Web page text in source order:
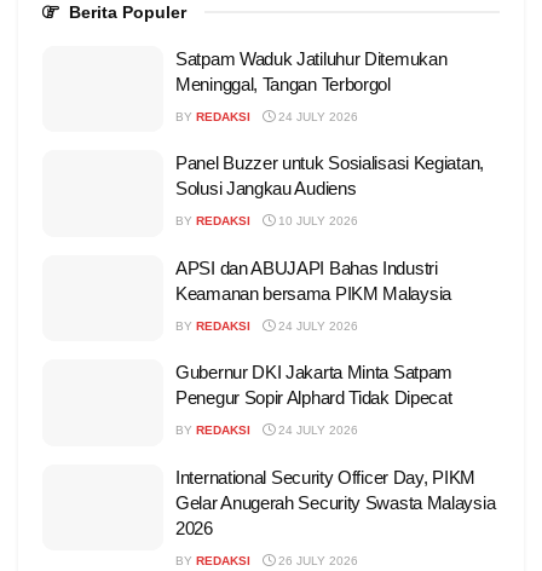
Berita Populer
Satpam Waduk Jatiluhur Ditemukan
Meninggal, Tangan Terborgol
BY REDAKSI 24 JULY 2026
Panel Buzzer untuk Sosialisasi Kegiatan,
Solusi Jangkau Audiens
BY REDAKSI 10 JULY 2026
APSI dan ABUJAPI Bahas Industri
Keamanan bersama PIKM Malaysia
BY REDAKSI 24 JULY 2026
Gubernur DKI Jakarta Minta Satpam
Penegur Sopir Alphard Tidak Dipecat
BY REDAKSI 24 JULY 2026
International Security Officer Day, PIKM
Gelar Anugerah Security Swasta Malaysia
2026
BY REDAKSI 26 JULY 2026